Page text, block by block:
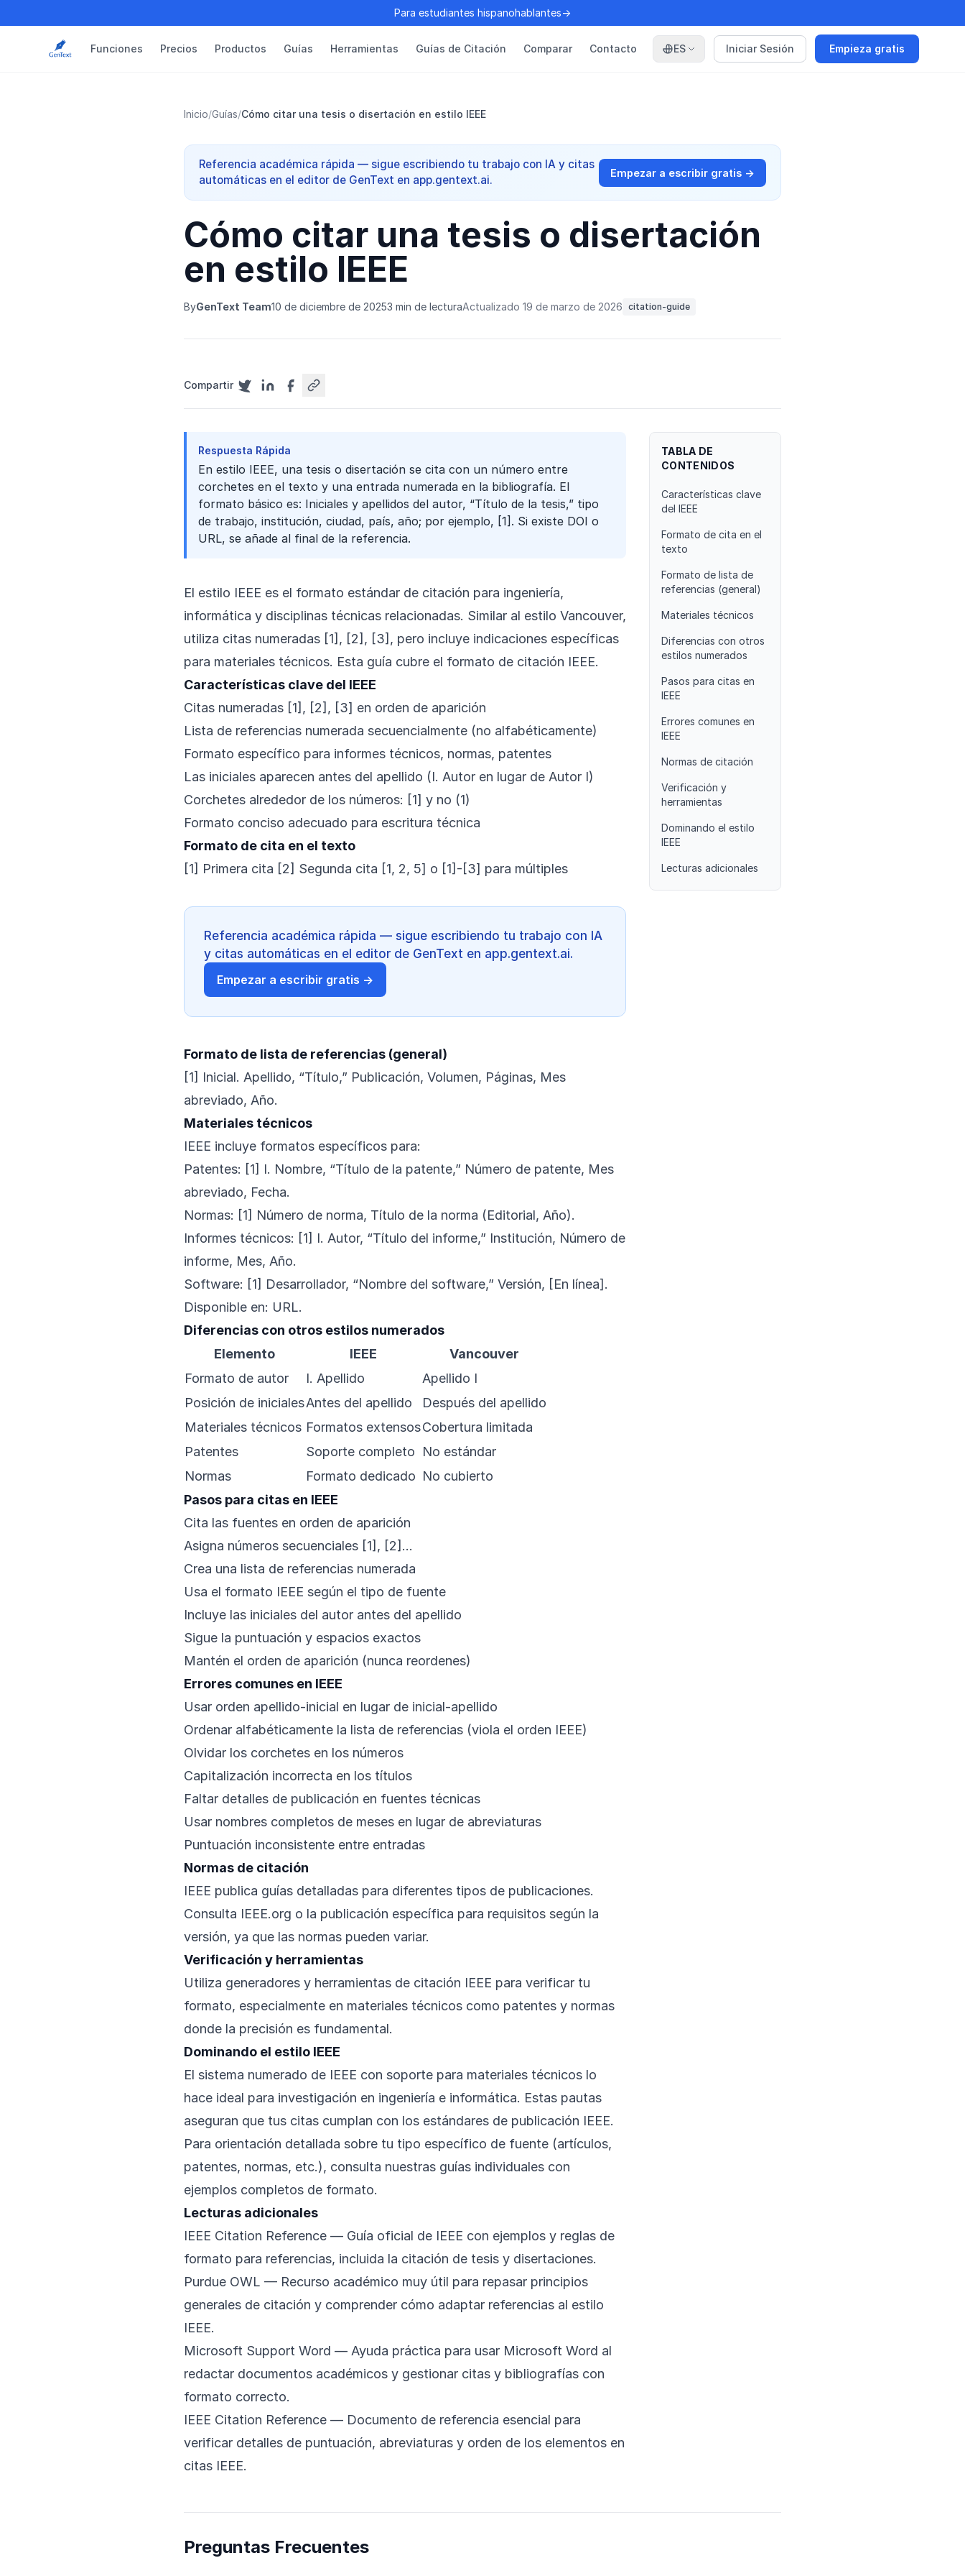
Para estudiantes hispanohablantes→
Funciones Precios Productos Guías Herramientas Guías de Citación Comparar Contacto ES Iniciar Sesión Empieza gratis
Inicio/Guías/Cómo citar una tesis o disertación en estilo IEEE
Referencia académica rápida — sigue escribiendo tu trabajo con IA y citas
automáticas en el editor de GenText en app.gentext.ai.
Empezar a escribir gratis →
Cómo citar una tesis o disertación
en estilo IEEE
ByGenText Team10 de diciembre de 20253 min de lecturaActualizado 19 de marzo de 2026 citation-guide
Compartir
Respuesta Rápida
En estilo IEEE, una tesis o disertación se cita con un número entre
corchetes en el texto y una entrada numerada en la bibliografía. El
formato básico es: Iniciales y apellidos del autor, “Título de la tesis,” tipo
de trabajo, institución, ciudad, país, año; por ejemplo, [1]. Si existe DOI o
URL, se añade al final de la referencia.
El estilo IEEE es el formato estándar de citación para ingeniería,
informática y disciplinas técnicas relacionadas. Similar al estilo Vancouver,
utiliza citas numeradas [1], [2], [3], pero incluye indicaciones específicas
para materiales técnicos. Esta guía cubre el formato de citación IEEE.
Características clave del IEEE
Citas numeradas [1], [2], [3] en orden de aparición
Lista de referencias numerada secuencialmente (no alfabéticamente)
Formato específico para informes técnicos, normas, patentes
Las iniciales aparecen antes del apellido (I. Autor en lugar de Autor I)
Corchetes alrededor de los números: [1] y no (1)
Formato conciso adecuado para escritura técnica
Formato de cita en el texto
[1] Primera cita [2] Segunda cita [1, 2, 5] o [1]-[3] para múltiples
Referencia académica rápida — sigue escribiendo tu trabajo con IA
y citas automáticas en el editor de GenText en app.gentext.ai.
Empezar a escribir gratis →
Formato de lista de referencias (general)
[1] Inicial. Apellido, “Título,” Publicación, Volumen, Páginas, Mes
abreviado, Año.
Materiales técnicos
IEEE incluye formatos específicos para:
Patentes: [1] I. Nombre, “Título de la patente,” Número de patente, Mes
abreviado, Fecha.
Normas: [1] Número de norma, Título de la norma (Editorial, Año).
Informes técnicos: [1] I. Autor, “Título del informe,” Institución, Número de
informe, Mes, Año.
Software: [1] Desarrollador, “Nombre del software,” Versión, [En línea].
Disponible en: URL.
Diferencias con otros estilos numerados
Elemento
IEEE
Vancouver
Formato de autor
I. Apellido
Apellido I
Posición de inicialesAntes del apellido
Después del apellido
Materiales técnicos Formatos extensosCobertura limitada
Patentes
Soporte completo
No estándar
Normas
Formato dedicado No cubierto
Pasos para citas en IEEE
Cita las fuentes en orden de aparición
Asigna números secuenciales [1], [2]…
Crea una lista de referencias numerada
Usa el formato IEEE según el tipo de fuente
Incluye las iniciales del autor antes del apellido
Sigue la puntuación y espacios exactos
Mantén el orden de aparición (nunca reordenes)
Errores comunes en IEEE
Usar orden apellido-inicial en lugar de inicial-apellido
Ordenar alfabéticamente la lista de referencias (viola el orden IEEE)
Olvidar los corchetes en los números
Capitalización incorrecta en los títulos
Faltar detalles de publicación en fuentes técnicas
Usar nombres completos de meses en lugar de abreviaturas
Puntuación inconsistente entre entradas
Normas de citación
IEEE publica guías detalladas para diferentes tipos de publicaciones.
Consulta IEEE.org o la publicación específica para requisitos según la
versión, ya que las normas pueden variar.
Verificación y herramientas
Utiliza generadores y herramientas de citación IEEE para verificar tu
formato, especialmente en materiales técnicos como patentes y normas
donde la precisión es fundamental.
Dominando el estilo IEEE
El sistema numerado de IEEE con soporte para materiales técnicos lo
hace ideal para investigación en ingeniería e informática. Estas pautas
aseguran que tus citas cumplan con los estándares de publicación IEEE.
Para orientación detallada sobre tu tipo específico de fuente (artículos,
patentes, normas, etc.), consulta nuestras guías individuales con
ejemplos completos de formato.
Lecturas adicionales
IEEE Citation Reference — Guía oficial de IEEE con ejemplos y reglas de
formato para referencias, incluida la citación de tesis y disertaciones.
Purdue OWL — Recurso académico muy útil para repasar principios
generales de citación y comprender cómo adaptar referencias al estilo
IEEE.
Microsoft Support Word — Ayuda práctica para usar Microsoft Word al
redactar documentos académicos y gestionar citas y bibliografías con
formato correcto.
IEEE Citation Reference — Documento de referencia esencial para
verificar detalles de puntuación, abreviaturas y orden de los elementos en
citas IEEE.
TABLA DE
CONTENIDOS
Características clave
del IEEE
Formato de cita en el
texto
Formato de lista de
referencias (general)
Materiales técnicos
Diferencias con otros
estilos numerados
Pasos para citas en
IEEE
Errores comunes en
IEEE
Normas de citación
Verificación y
herramientas
Dominando el estilo
IEEE
Lecturas adicionales
Preguntas Frecuentes